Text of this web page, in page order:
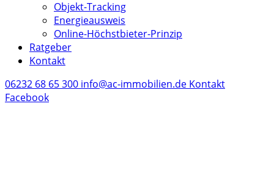
Objekt-Tracking
Energieausweis
Online-Höchstbieter-Prinzip
Ratgeber
Kontakt
06232 68 65 300 info@ac-immobilien.de Kontakt
Facebook